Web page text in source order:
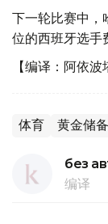
下一轮比赛中，
位的西班牙选手
【编译：阿依波
体育 黄金储备
без
编译